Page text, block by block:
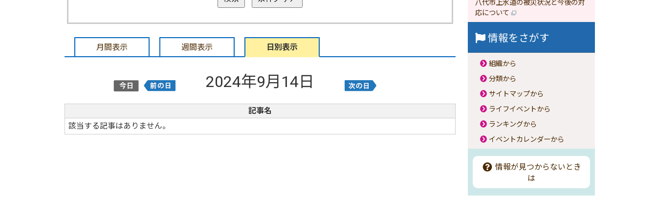
月間表示 週間表示 日別表示
2024年9月14日
記事名
該当する記事はありません。
八代市上水道の被災状況と今後の対
応について
情報をさがす
組織から
分類から
サイトマップから
ライフイベントから
ランキングから
イベントカレンダーから
情報が見つからないとき
は